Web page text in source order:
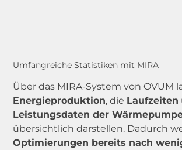
Über das MIRA-System von OVUM
Energieproduktion, die Laufzeiten
Leistungsdaten der
übersichtlich darstellen. Dadurch
Optimierungen bereits nach
Umfangreiche Statistiken mit MIRA